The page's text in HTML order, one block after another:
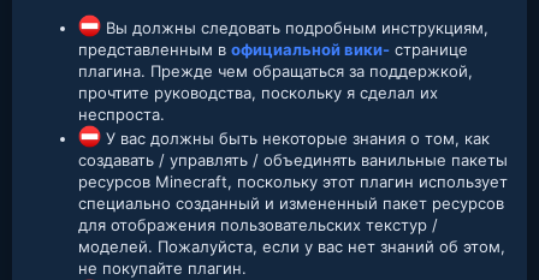
Вы должны следовать подробным инструкциям,
представленным в официальной вики- странице
плагина. Прежде чем обращаться за поддержкой,
прочтите руководства, поскольку я сделал их
неспроста.
У вас должны быть некоторые знания о том, как
создавать / управлять / объединять ванильные пакеты
ресурсов Minecraft, поскольку этот плагин использует
специально созданный и измененный пакет ресурсов
для отображения пользовательских текстур /
моделей. Пожалуйста, если у вас нет знаний об этом,
не покупайте плагин.